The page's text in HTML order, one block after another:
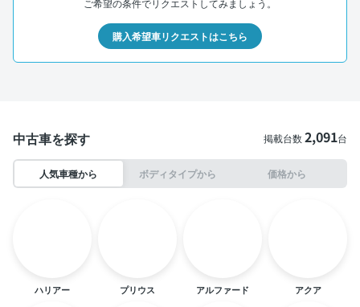
ご希望の条件でリクエストしてみましょう。
購入希望車リクエストはこちら
中古車を探す 掲載台数2,091台
人気車種から ボディタイプから 価格から
ハリアー プリウス アルファード アクア